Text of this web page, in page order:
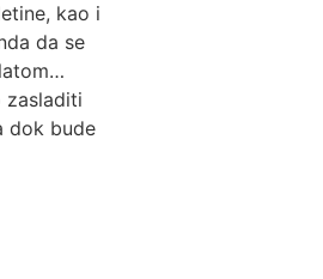
kao i
da se
zasladiti
dok bude